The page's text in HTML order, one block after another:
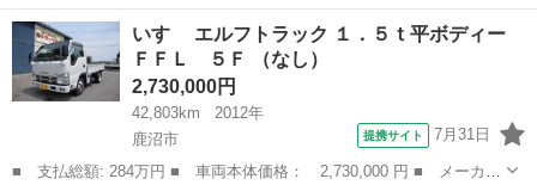
たいので出品します。 出品にあたりエンジンかけようとしましたがセ
ルは勢いよく回りますがかかりそうでかかりません。 よろしくお願い
します。 引き取り限定です。
栃木 鹿沼市 その他 ヤンマー
いすゞ エルフトラック １．５ｔ平ボディー
ＦＦＬ ５Ｆ （なし）
2,730,000円
42,803km
2012年
鹿沼市
提携サイト 7月31日
■ 支払総額: 284万円 ■ 車両本体価格： 2,730,000 円 ■ メーカー